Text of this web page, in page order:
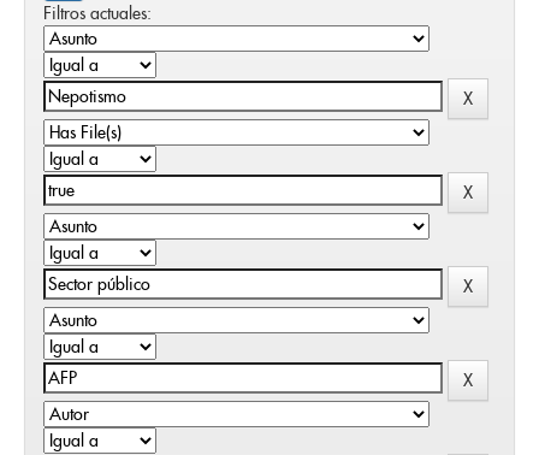
Filtros actuales: